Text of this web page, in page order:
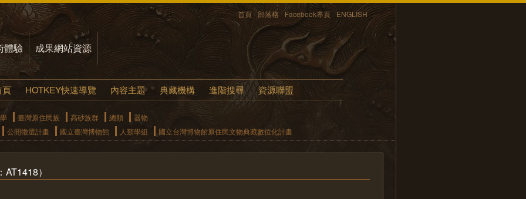
首頁 部落格 Facebook專頁 ENGLISH
體驗 成果網站資源
HOTKEY快速導覽 內容主題 典藏機構 進階搜尋 資源聯盟
臺灣原住民族 高砂族群 總類
器物
公開徵選計畫
國立臺灣博物館 人類學組 國立台灣博物館原住民文物典藏數位化計畫
）